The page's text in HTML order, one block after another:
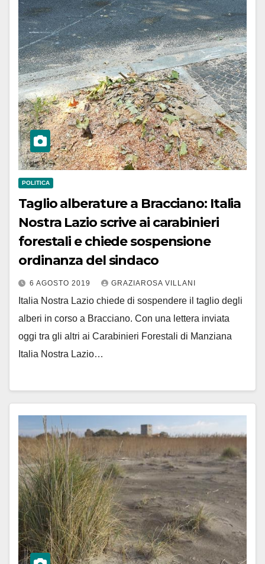
POLITICA
Taglio alberature a Bracciano: Italia
Nostra Lazio scrive ai carabinieri
forestali e chiede sospensione
ordinanza del sindaco
6 AGOSTO 2019 GRAZIAROSA VILLANI
Italia Nostra Lazio chiede di sospendere il taglio degli
alberi in corso a Bracciano. Con una lettera inviata
oggi tra gli altri ai Carabinieri Forestali di Manziana
Italia Nostra Lazio…